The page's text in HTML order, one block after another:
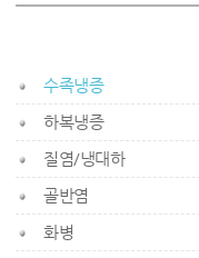
수족냉증
하복냉증
질염/냉대하
골반염
화병